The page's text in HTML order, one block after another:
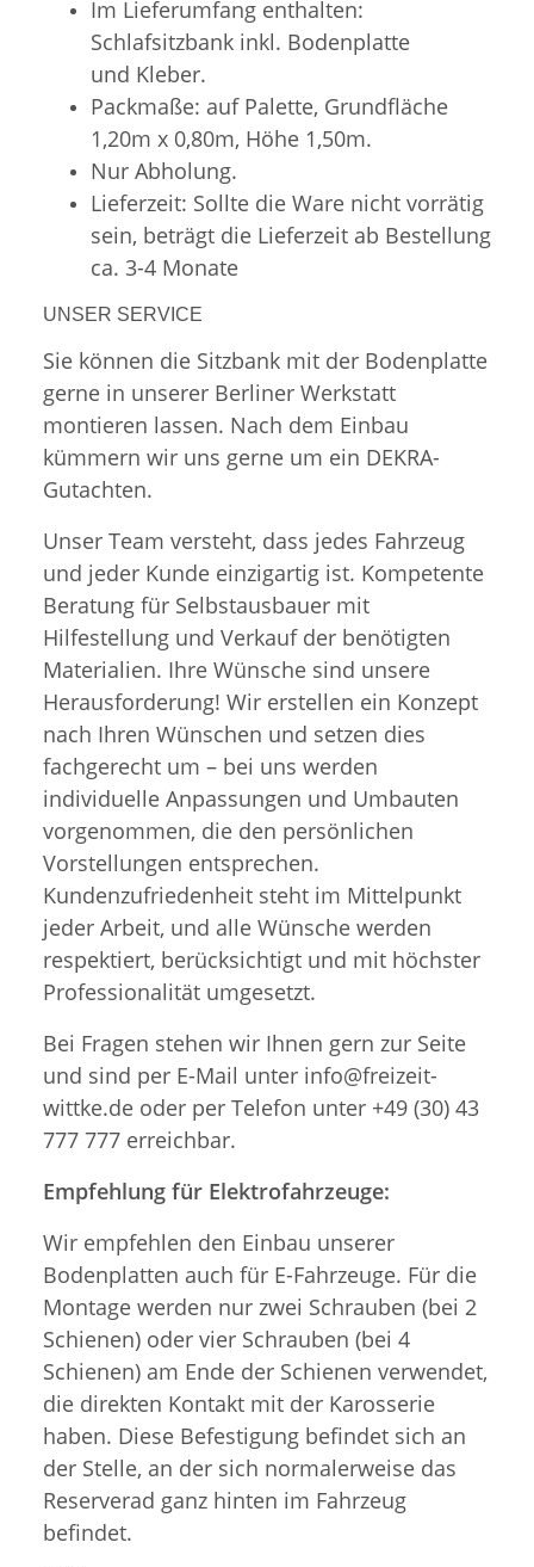
Im Lieferumfang enthalten:
Schlafsitzbank inkl. Bodenplatte
und Kleber.
Packmaße: auf Palette, Grundfläche
1,20m x 0,80m, Höhe 1,50m.
Nur Abholung.
Lieferzeit: Sollte die Ware nicht vorrätig
sein, beträgt die Lieferzeit ab Bestellung
ca. 3-4 Monate
UNSER SERVICE
Sie können die Sitzbank mit der Bodenplatte
gerne in unserer Berliner Werkstatt
montieren lassen. Nach dem Einbau
kümmern wir uns gerne um ein DEKRA-
Gutachten.
Unser Team versteht, dass jedes Fahrzeug
und jeder Kunde einzigartig ist. Kompetente
Beratung für Selbstausbauer mit
Hilfestellung und Verkauf der benötigten
Materialien. Ihre Wünsche sind unsere
Herausforderung! Wir erstellen ein Konzept
nach Ihren Wünschen und setzen dies
fachgerecht um – bei uns werden
individuelle Anpassungen und Umbauten
vorgenommen, die den persönlichen
Vorstellungen entsprechen.
Kundenzufriedenheit steht im Mittelpunkt
jeder Arbeit, und alle Wünsche werden
respektiert, berücksichtigt und mit höchster
Professionalität umgesetzt.
Bei Fragen stehen wir Ihnen gern zur Seite
und sind per E-Mail unter info@freizeit-
wittke.de oder per Telefon unter +49 (30) 43
777 777 erreichbar.
Empfehlung für Elektrofahrzeuge:
Wir empfehlen den Einbau unserer
Bodenplatten auch für E-Fahrzeuge. Für die
Montage werden nur zwei Schrauben (bei 2
Schienen) oder vier Schrauben (bei 4
Schienen) am Ende der Schienen verwendet,
die direkten Kontakt mit der Karosserie
haben. Diese Befestigung befindet sich an
der Stelle, an der sich normalerweise das
Reserverad ganz hinten im Fahrzeug
befindet.